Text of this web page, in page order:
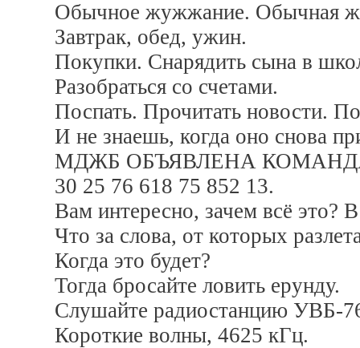
Обычное жужжание. Обычная
Завтрак, обед, ужин.
Покупки. Снарядить сына в
Разобраться со счетами.
Поспать. Прочитать новости.
И не знаешь, когда оно снова
МДЖБ ОБЪЯВЛЕНА
30 25 76 618 75 852 13.
Вам интересно, зачем всё это?
Что за слова, от которых
Когда это будет?
Тогда бросайте ловить ерунду.
Слушайте радиостанцию УВБ-
Короткие волны, 4625 кГц.